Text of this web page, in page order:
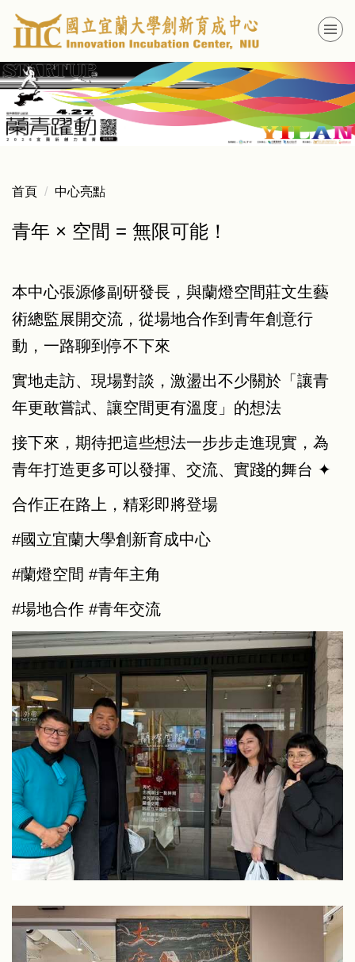
跳
到
主
要
內
容
區
首頁 中心亮點
青年 × 空間 = 無限可能！
本中心張源修副研發長，與蘭燈空間莊文生藝
術總監展開交流，從場地合作到青年創意行
動，一路聊到停不下來
實地走訪、現場對談，激盪出不少關於「讓青
年更敢嘗試、讓空間更有溫度」的想法
接下來，期待把這些想法一步步走進現實，為
青年打造更多可以發揮、交流、實踐的舞台 ✦
合作正在路上，精彩即將登場
#國立宜蘭大學創新育成中心
#蘭燈空間 #青年主角
#場地合作 #青年交流